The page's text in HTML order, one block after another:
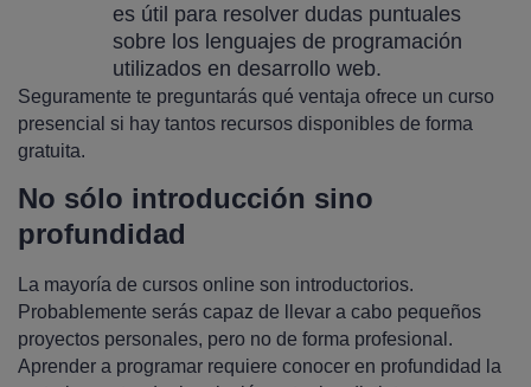
es útil para resolver dudas puntuales
sobre los lenguajes de programación
utilizados en desarrollo web.
Seguramente te preguntarás qué ventaja ofrece un curso
presencial si hay tantos recursos disponibles de forma
gratuita.
No sólo introducción sino
profundidad
La mayoría de cursos online son introductorios.
Probablemente serás capaz de llevar a cabo pequeños
proyectos personales, pero no de forma profesional.
Aprender a programar requiere conocer en profundidad la